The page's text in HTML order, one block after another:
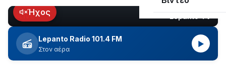
εδώ
και
περίπου
δύο
ώρες
LIVEΉχος
Lepanto Radio 101.4 FM
Στον αέρα
▶